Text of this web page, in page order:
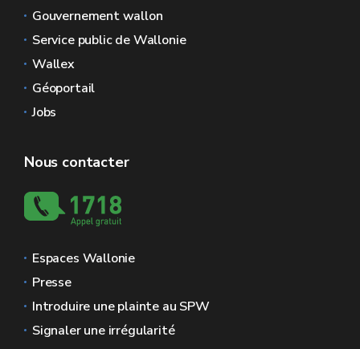
Gouvernement wallon
Service public de Wallonie
Wallex
Géoportail
Jobs
Nous contacter
Espaces Wallonie
Presse
Introduire une plainte au SPW
Signaler une irrégularité